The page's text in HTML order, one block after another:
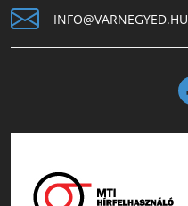
INFO@VARNEGYED.HU